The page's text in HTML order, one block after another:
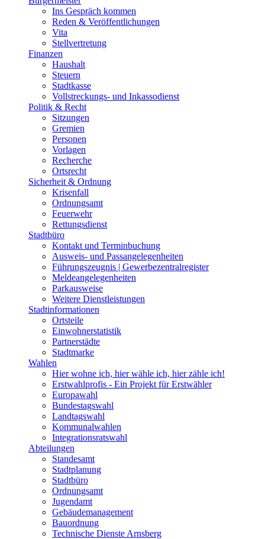
Ins Gespräch kommen
Reden & Veröffentlichungen
Vita
Stellvertretung
Finanzen
Haushalt
Steuern
Stadtkasse
Vollstreckungs- und Inkassodienst
Politik & Recht
Sitzungen
Gremien
Personen
Vorlagen
Recherche
Ortsrecht
Sicherheit & Ordnung
Krisenfall
Ordnungsamt
Feuerwehr
Rettungsdienst
Stadtbüro
Kontakt und Terminbuchung
Ausweis- und Passangelegenheiten
Führungszeugnis | Gewerbezentralregister
Meldeangelegenheiten
Parkausweise
Weitere Dienstleistungen
Stadtinformationen
Ortsteile
Einwohnerstatistik
Partnerstädte
Stadtmarke
Wahlen
Hier wohne ich, hier wähle ich, hier zähle ich!
Erstwahlprofis - Ein Projekt für Erstwähler
Europawahl
Bundestagswahl
Landtagswahl
Kommunalwahlen
Integrationsratswahl
Abteilungen
Standesamt
Stadtplanung
Stadtbüro
Ordnungsamt
Jugendamt
Gebäudemanagement
Bauordnung
Technische Dienste Arnsberg